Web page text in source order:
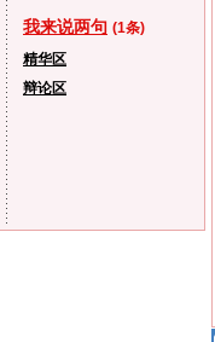
我来说两句 (1条)
精华区
辩论区